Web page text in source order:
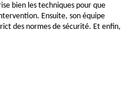
bien les techniques pour que
Ensuite, son équipe
des normes de sécurité. Et enfin,